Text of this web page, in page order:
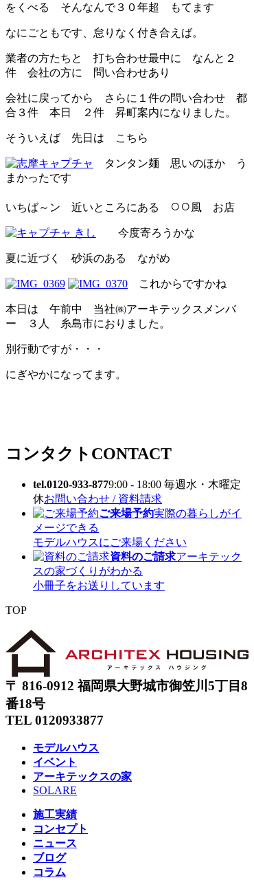
をくべる そんなんで３０年超 もてます
なにごともです、怠りなく付き合えば。
業者の方たちと 打ち合わせ最中に なんと２
件 会社の方に 問い合わせあり
会社に戻ってから さらに１件の問い合わせ 都
合３件 本日 ２件 昇町案内になりました。
そういえば 先日は こちら
タンタン麺 思いのほか う
まかったです
いちば～ン 近いところにある ○○ 風 お店
今度寄ろうかな
夏に近づく 砂浜のある ながめ
これからですかね
本日は 午前中 当社㈱アーキテックスメンバ
ー ３人 糸島市におりました。
別行動ですが・・・
にぎやかになってます。
コンタクト CONTACT
tel.0120-933-8779:00 - 18:00 毎週水・木曜定
休お問い合わせ / 資料請求
ご来場予約実際の暮らしがイ
メージできる
モデルハウスにご来場ください
資料のご請求アーキテック
スの家づくりがわかる
小冊子をお送りしています
TOP
〒 816-0912 福岡県大野城市御笠川5丁目8
番18号
TEL 0120933877
モデルハウス
イベント
アーキテックスの家
SOLARE
施工実績
コンセプト
ニュース
ブログ
コラム